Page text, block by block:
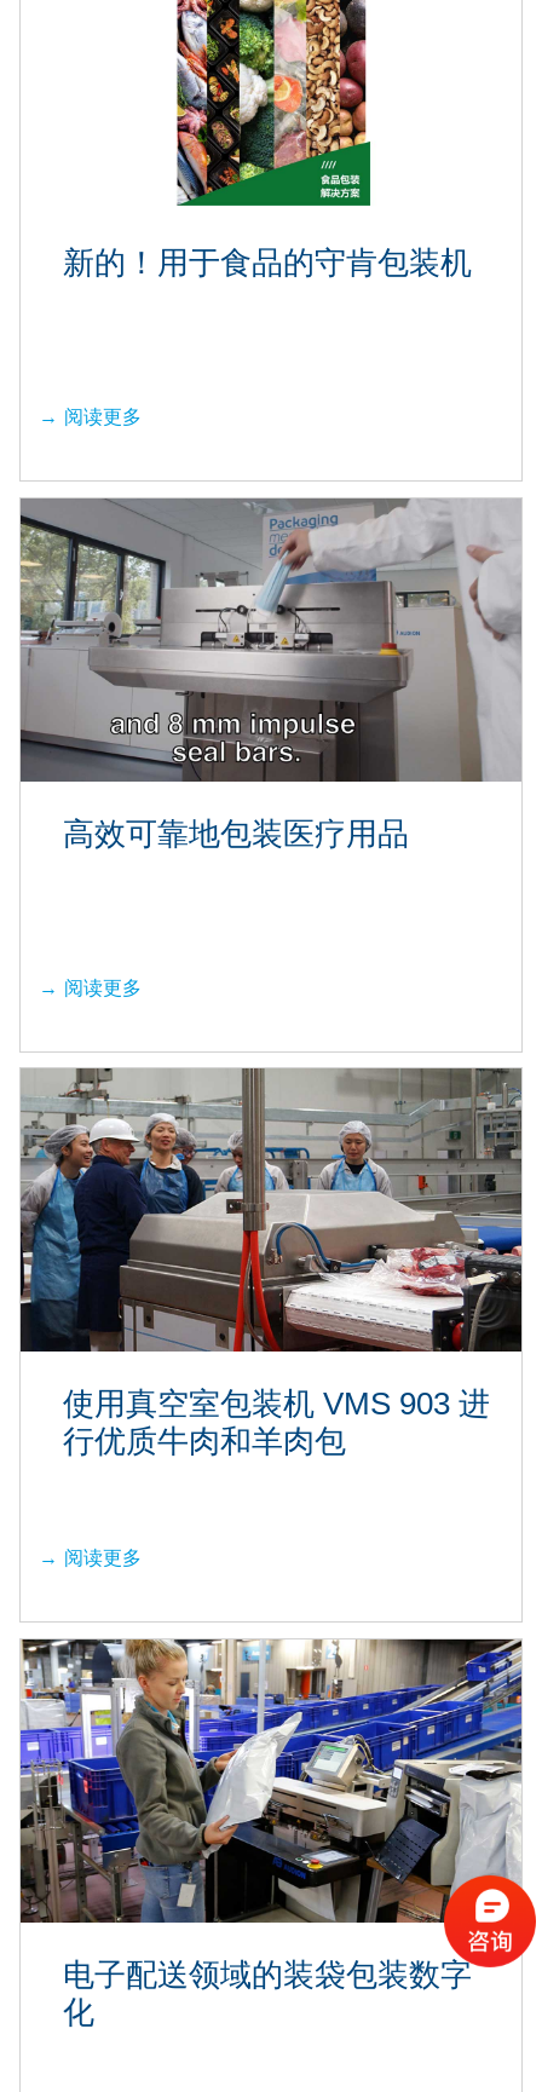
新的！用于食品的守肯包装机
阅读更多
高效可靠地包装医疗用品
阅读更多
使用真空室包装机 VMS 903 进
行优质牛肉和羊肉包
阅读更多
电子配送领域的装袋包装数字
化